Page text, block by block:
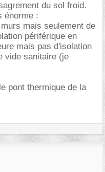
du sol froid.
énorme :
mais seulement de
périférique en
mais pas d'isolation
vide sanitaire (je
pont thermique de la